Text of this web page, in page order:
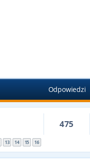
Odpowiedzi
13 14 15 16
475